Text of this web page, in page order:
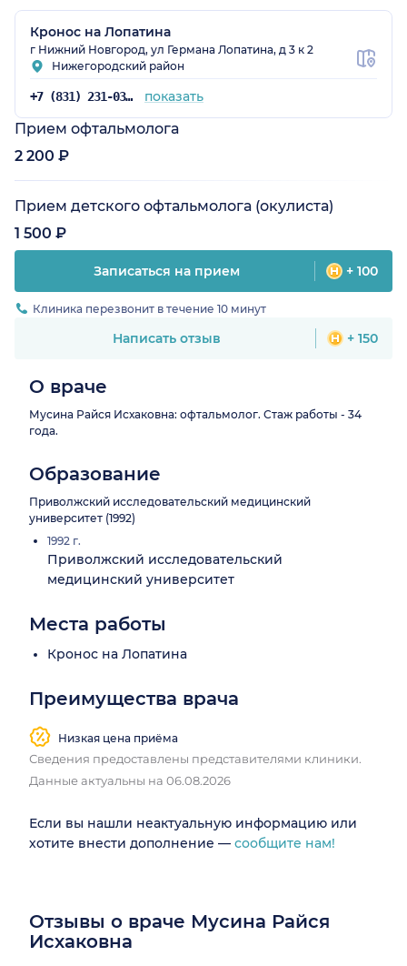
Кронос на Лопатина
г Нижний Новгород, ул Германа Лопатина, д 3 к 2
Нижегородский район
+7 (831) 231-03-90 показать
Прием офтальмолога
2 200 ₽
Прием детского офтальмолога (окулиста)
1 500 ₽
Записаться на прием + 100
Клиника перезвонит в течение 10 минут
Написать отзыв + 150
О враче
Мусина Райся Исхаковна: офтальмолог. Стаж работы - 34
года.
Образование
Приволжский исследовательский медицинский
университет (1992)
1992 г.
Приволжский исследовательский
медицинский университет
Места работы
Кронос на Лопатина
Преимущества врача
Низкая цена приёма
Сведения предоставлены представителями клиники.
Данные актуальны на 06.08.2026
Если вы нашли неактуальную информацию или
хотите внести дополнение — сообщите нам!
Отзывы о враче Мусина Райся
Исхаковна